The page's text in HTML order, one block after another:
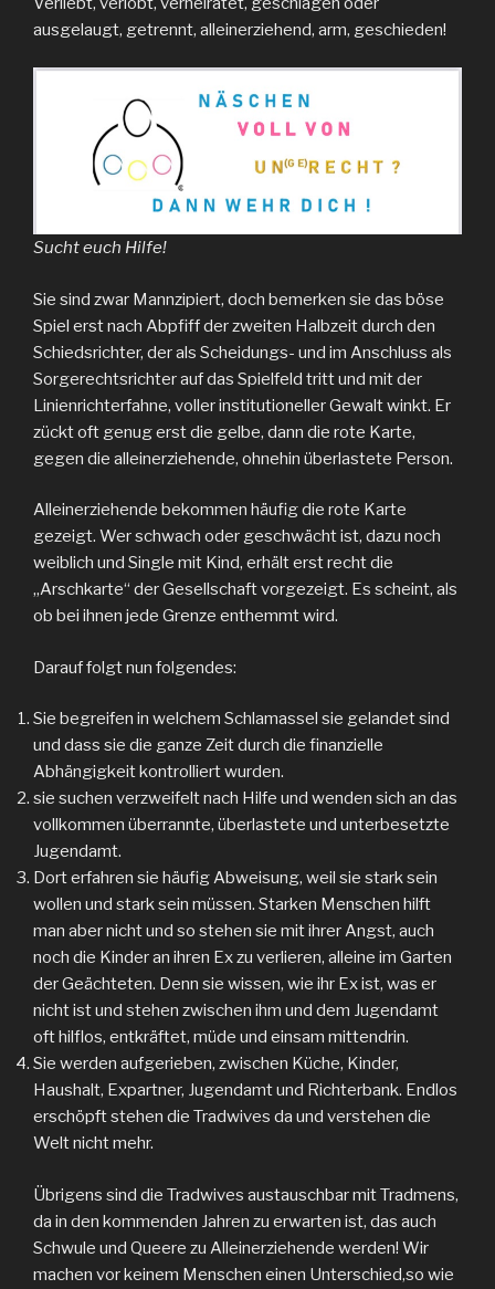
ausgelaugt, getrennt, alleinerziehend, arm, geschieden!
Sucht euch Hilfe!
Sie sind zwar Mannzipiert, doch bemerken sie das böse
Spiel erst nach Abpfiff der zweiten Halbzeit durch den
Schiedsrichter, der als Scheidungs- und im Anschluss als
Sorgerechtsrichter auf das Spielfeld tritt und mit der
Linienrichterfahne, voller institutioneller Gewalt winkt. Er
zückt oft genug erst die gelbe, dann die rote Karte,
gegen die alleinerziehende, ohnehin überlastete Person.
Alleinerziehende bekommen häufig die rote Karte
gezeigt. Wer schwach oder geschwächt ist, dazu noch
weiblich und Single mit Kind, erhält erst recht die
„Arschkarte“ der Gesellschaft vorgezeigt. Es scheint, als
ob bei ihnen jede Grenze enthemmt wird.
Darauf folgt nun folgendes:
Sie begreifen in welchem Schlamassel sie gelandet sind
und dass sie die ganze Zeit durch die finanzielle
Abhängigkeit kontrolliert wurden.
sie suchen verzweifelt nach Hilfe und wenden sich an das
vollkommen überrannte, überlastete und unterbesetzte
Jugendamt.
Dort erfahren sie häufig Abweisung, weil sie stark sein
wollen und stark sein müssen. Starken Menschen hilft
man aber nicht und so stehen sie mit ihrer Angst, auch
noch die Kinder an ihren Ex zu verlieren, alleine im Garten
der Geächteten. Denn sie wissen, wie ihr Ex ist, was er
nicht ist und stehen zwischen ihm und dem Jugendamt
oft hilflos, entkräftet, müde und einsam mittendrin.
Sie werden aufgerieben, zwischen Küche, Kinder,
Haushalt, Expartner, Jugendamt und Richterbank. Endlos
erschöpft stehen die Tradwives da und verstehen die
Welt nicht mehr.
Übrigens sind die Tradwives austauschbar mit Tradmens,
da in den kommenden Jahren zu erwarten ist, das auch
Schwule und Queere zu Alleinerziehende werden! Wir
machen vor keinem Menschen einen Unterschied,so wie